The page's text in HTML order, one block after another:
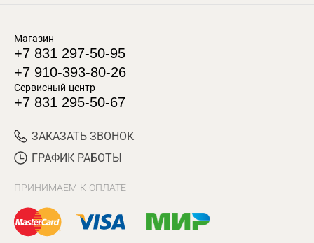
Магазин
+7 831 297-50-95
+7 910-393-80-26
Сервисный центр
+7 831 295-50-67
ЗАКАЗАТЬ ЗВОНОК
ГРАФИК РАБОТЫ
ПРИНИМАЕМ К ОПЛАТЕ